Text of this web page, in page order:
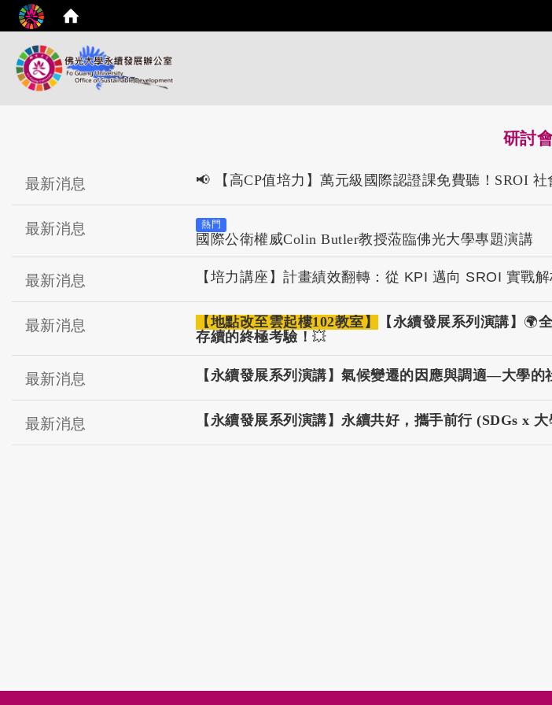
研討
最新消息 📢 【高CP值培力】萬元級國際認證課免費聽！SROI
最新消息 熱門
國際公衛權威Colin Butler教授蒞臨佛光大學專題演講
最新消息 【培力講座】計畫績效翻轉：從 KPI 邁向 SROI 實戰
最新消息 【地點改至雲起樓102教室】 【永續發展系列演講】 🌍
存續的終極考驗！ 💥
最新消息 【永續發展系列演講】氣候變遷的因應與調適—大學的
最新消息 【永續發展系列演講】永續共好，攜手前行 (SDGs x